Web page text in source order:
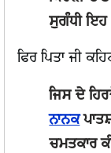
ਸੁਗੰਧੀ ਇਹ
ਫਿਰ ਪਿਤਾ ਜੀ
ਜਿਸ ਦੇ
ਨਾਨਕ
ਚਮਤਕਾਰ